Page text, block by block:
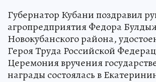
Губернатор Кубани поздравил
агропредприятия Федора
Новокубанского района,
Героя Труда Российской
Церемония вручения
награды состоялась в